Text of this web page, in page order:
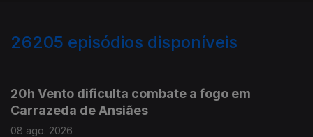
26205 episódios disponíveis
20h Vento dificulta combate a fogo em
Carrazeda de Ansiães
08 ago. 2026